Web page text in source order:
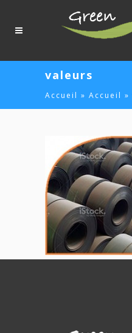
valeurs
Accueil » Accueil »